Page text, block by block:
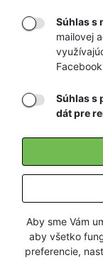
Aby sme Vám
aby všetko
preferencie,
Súhlas s
mailovej
Súhlas s
dát pre
Firmy a